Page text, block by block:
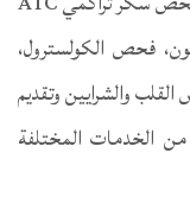
فحص الكولسترول،
والشرايين وتقديم
من الخدمات المختلفة